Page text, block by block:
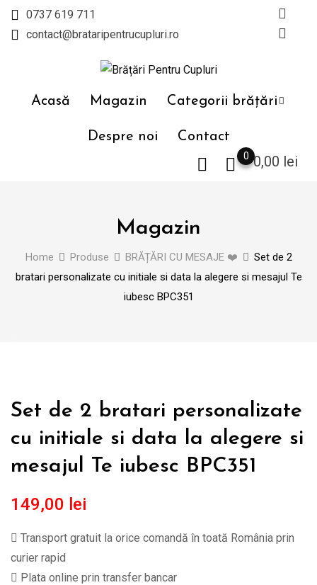
Skip
0737 619 711
contact@brataripentrucupluri.ro
Acasă Magazin Categorii brățări
Despre noi Contact
0,00 lei
0
Magazin
Home Produse BRĂȚĂRI CU MESAJE ❤️
Set de 2
bratari personalizate cu initiale si data la alegere si mesajul Te
iubesc BPC351
Set de 2 bratari personalizate
cu initiale si data la alegere si
mesajul Te iubesc BPC351
149,00 lei
Transport gratuit la orice comandă în toată România prin
curier rapid
Plata online prin transfer bancar